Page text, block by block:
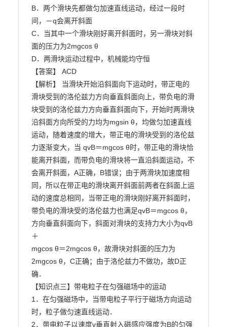
B．两个滑块先都做匀加速直线运动，经过一段时
间，－q会离开斜面
C．当其中一个滑块刚好离开斜面时，另一滑块对斜
面的压力为2mgcos θ
D．两滑块运动过程中，机械能均守恒
【答案】 ACD
【解析】 当滑块开始沿斜面向下运动时，带正电的
滑块受到的洛伦兹力方向垂直斜面向上，带负电的滑
块受到的洛伦兹力方向垂直斜面向下，开始时两滑块
沿斜面方向所受的力均为mgsin θ，均做匀加速直线
运动，随着速度的增大，带正电的滑块受到的洛伦兹
力逐渐变大，当 qvB＝mgcos θ时，带正电的滑块恰
能离开斜面，而带负电的滑块将一直沿斜面运动，不
会离开斜面，A正确，B错误；由于两滑块加速度相
同，所以在带正电的滑块离开斜面前两者在斜面上运
动的速度总相同，当带正电的滑块刚好离开斜面时，
带负电的滑块受的洛伦兹力也满足qvB＝mgcos θ，
方向垂直斜面向下，斜面对滑块的支持力大小为qvB
＋
mgcos θ＝2mgcos θ，故滑块对斜面的压力为
2mgcos θ，C正确；由于洛伦兹力不做功，故D正
确．
【知识点三】带电粒子在匀强磁场中的运动
1．在匀强磁场中，当带电粒子平行于磁场方向运动
时，粒子做匀速直线运动．
2．带电粒子以速度v垂直射入磁感应强度为B的匀强